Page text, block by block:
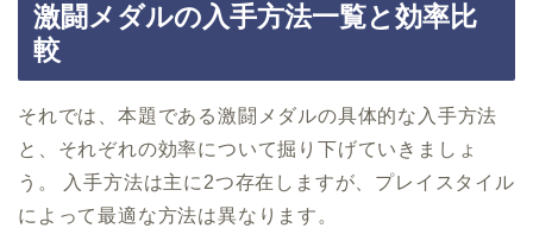
激闘メダルの入手方法一覧と効率比
較
それでは、本題である激闘メダルの具体的な入手方法
と、それぞれの効率について掘り下げていきましょ
う。 入手方法は主に2つ存在しますが、プレイスタイル
によって最適な方法は異なります。